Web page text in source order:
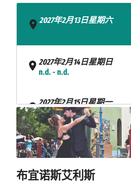
2027年2月13日星期六
2027年2月14日星期日
n.d. - n.d.
2027年2月15日星期一
n.d. - 下午3:00
2027年2月16日星期二
2027年2月17日星期三
2027年2月18日星期四
布宜诺斯艾利斯